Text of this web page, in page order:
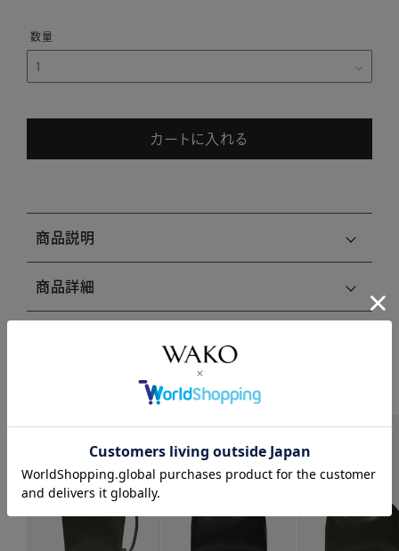
カートに入れる
商品説明
商品詳細